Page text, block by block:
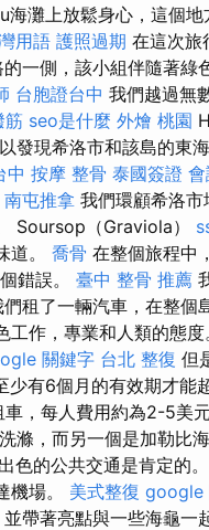
灘上放鬆身心，這個
用語 護照過期 在這次旅
一側，該小組伴隨著綠
台胞證台中 我們越過無
筋 seo是什麼 外燴 桃園
發現希洛市和該島的東
中 按摩 整骨 泰國簽證
南屯推拿 我們環顧希洛
Soursop（Graviola）
道。 喬骨 在整個旅程中
錯誤。 臺中 整骨 推薦
們租了一輛汽車，在整個
作，專業和人類的態度
關鍵字 台北 整復 但
少有6個月的有效期才能
，每人費用約為2-5美
滌，而另一個是加勒比
色的公共交通是肯定的。
機場。 美式整復 google
帶著亮點與一些海龜一